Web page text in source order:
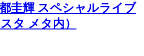
圭輝 スペシャルライブ
タ メタ内）